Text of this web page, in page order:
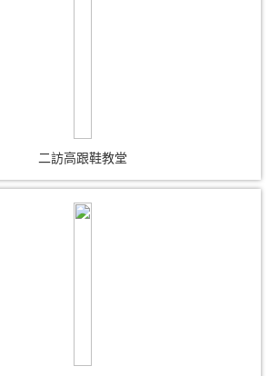
二訪高跟鞋教堂